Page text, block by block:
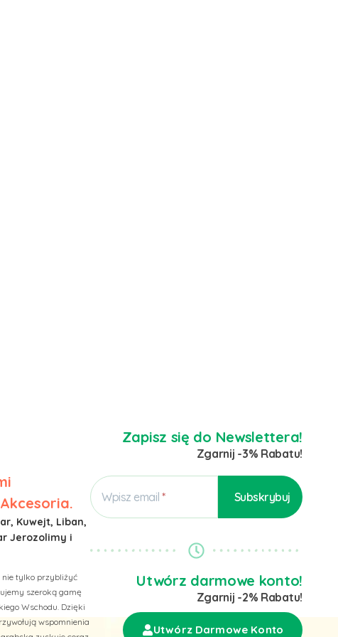
Kuwejt, Liban,
Jerozolimy i
nie tylko przybliżyć
szeroką gamę
Wschodu. Dzięki
wspomnienia
Zapisz się do Newslettera!
Zgarnij -3% Rabatu!
Wpisz email
Utwórz darmowe konto!
Zgarnij -2% Rabatu!
Utwórz Darmowe Konto